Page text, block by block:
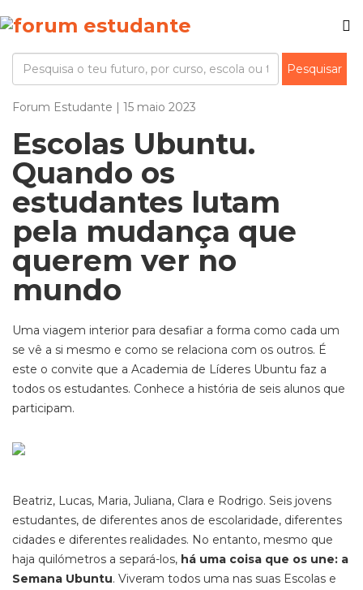
Forum Estudante | 15 maio 2023
Escolas Ubuntu.
Quando os
estudantes lutam
pela mudança que
querem ver no
mundo
Uma viagem interior para desafiar a forma como cada um
se vê a si mesmo e como se relaciona com os outros. É
este o convite que a Academia de Líderes Ubuntu faz a
todos os estudantes. Conhece a história de seis alunos que
participam.
Beatriz, Lucas, Maria, Juliana, Clara e Rodrigo. Seis jovens
estudantes, de diferentes anos de escolaridade, diferentes
cidades e diferentes realidades. No entanto, mesmo que
haja quilómetros a separá-los, há uma coisa que os une: a
Semana Ubuntu. Viveram todos uma nas suas Escolas e